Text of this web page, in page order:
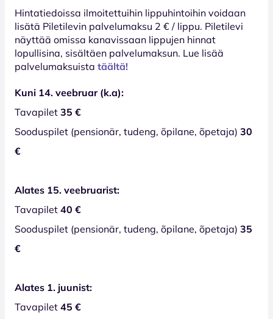
Hinta­tiedoissa ilmoitettuihin lippuhintoihin voidaan
lisätä Piletilevin palvelumaksu 2 € / lippu. Piletilevi
näyttää omissa kanavissaan lippujen hinnat
lopullisina, sisältäen palvelumaksun. Lue lisää
palvelumaksuista täältä!
Kuni 14. veebruar (k.a):
Tavapilet 35 €
Sooduspilet (pensionär, tudeng, õpilane, õpetaja) 30
€
Alates 15. veebruarist:
Tavapilet 40 €
Sooduspilet (pensionär, tudeng, õpilane, õpetaja) 35
€
Alates 1. juunist:
Tavapilet 45 €